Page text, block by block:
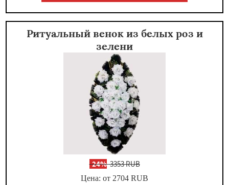
Ритуальный венок из белых роз и
зелени
-24%3353 RUB
Цена: от 2704 RUB